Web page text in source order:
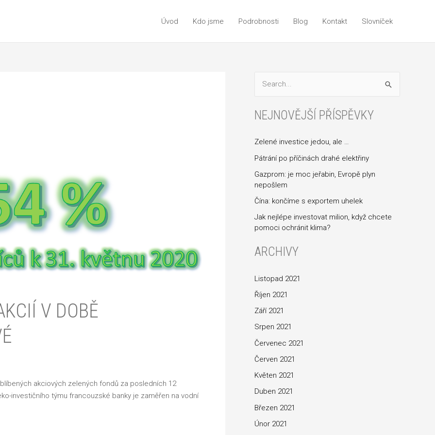
Úvod Kdo jsme Podrobnosti Blog Kontakt Slovníček
V DOBĚ
akciových zelených fondů za posledních 12
investičního týmu francouzské banky je zaměřen na vodní
h
e
d
a
t
p
r
o
NEJNOVĚJŠÍ PŘÍSPĚVKY
Zelené investice jedou, ale …
Pátrání po příčinách drahé elektřiny
Gazprom: je moc jeřabin, Evropě plyn
nepošlem
Čína: končíme s exportem uhelek
Jak nejlépe investovat milion, když chcete
pomoci ochránit klima?
ARCHIVY
Listopad 2021
Říjen 2021
Září 2021
Srpen 2021
Červenec 2021
Červen 2021
Květen 2021
Duben 2021
Březen 2021
Únor 2021